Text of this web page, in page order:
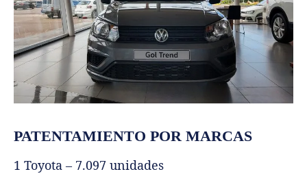
PATENTAMIENTO POR MARCAS
1 Toyota – 7.097 unidades